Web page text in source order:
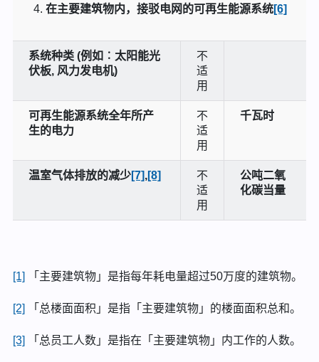
在主要建筑物内，接驳电网的可再生能源系统[6]
系统种类 (例如︰太阳能光
伏板, 风力发电机)
不
适
用
可再生能源系统全年所产
生的电力
不
适
用
千瓦时
温室气体排放的减少[7],[8]
不
适
用
公吨二氧
化碳当量
[1] 「主要建筑物」是指每年耗电量超过50万度的建筑物。
[2] 「总楼面面积」是指「主要建筑物」的楼面面积总和。
[3] 「总员工人数」是指在「主要建筑物」内工作的人数。